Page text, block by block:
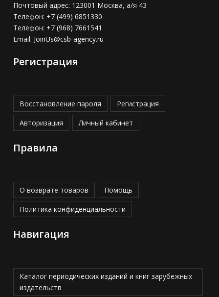
Почтовый адрес: 123001 Москва, а/я 43
Телефон: +7 (499) 6851330
Телефон: +7 (968) 7661541
Email: JoinUs@csb-agency.ru
Регистрация
Восстановление пароля Регистрация
Авторизация Личный кабинет
Правила
О возврате товаров Помощь
Политика конфиденциальности
Навигация
Каталог периодических изданий и книг зарубежных
издательств